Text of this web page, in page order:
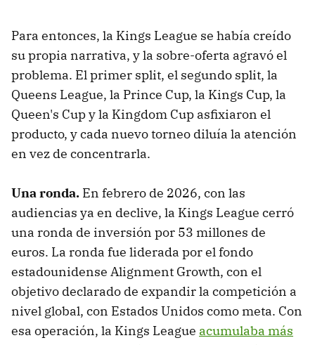
Para entonces, la Kings League se había creído
su propia narrativa, y la sobre-oferta agravó el
problema. El primer split, el segundo split, la
Queens League, la Prince Cup, la Kings Cup, la
Queen's Cup y la Kingdom Cup asfixiaron el
producto, y cada nuevo torneo diluía la atención
en vez de concentrarla.
Una ronda. En febrero de 2026, con las
audiencias ya en declive, la Kings League cerró
una ronda de inversión por 53 millones de
euros. La ronda fue liderada por el fondo
estadounidense Alignment Growth, con el
objetivo declarado de expandir la competición a
nivel global, con Estados Unidos como meta. Con
esa operación, la Kings League acumulaba más